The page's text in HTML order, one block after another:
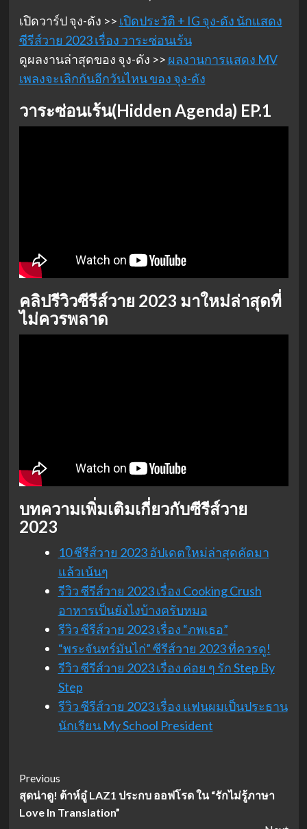
เปิดวาร์ป จุง-ดัง >> เปิดประวัติ + IG จุง-ดัง นักแสดง
ซีรีส์วาย 2023 เรื่อง วาระซ่อนเร้น
ดูผลงานล่าสุดของ จุง-ดัง >> ผลงานการแสดง MV
เพลงจะเลิกกันอีกวันไหน ของ จุง-ดัง
วาระซ่อนเร้น(Hidden Agenda) EP.1
คลิปรีวิวซีรีส์วาย 2023 มาใหม่ล่าสุดที่
ไม่ควรพลาด
บทความเพิ่มเติมเกี่ยวกับซีรีส์วาย
2023
10 ซีรีส์วาย 2023 อัปเดตใหม่ล่าสุดคัดมา
แล้วเน้นๆ
รีวิว ซีรีส์วาย 2023 เรื่อง Cooking Crush
อาหารเป็นยังไงบ้างครับหมอ
รีวิว ซีรีส์วาย 2023 เรื่อง “ภพเธอ”
“พระจันทร์มันไก่” ซีรีส์วาย 2023 ที่ควรดู!
รีวิว ซีรีส์วาย 2023 เรื่อง ค่อย ๆ รัก Step By
Step
รีวิว ซีรีส์วาย 2023 เรื่อง แฟนผมเป็นประธาน
นักเรียน My School President
Post
Navigation
Previous
สุดน่าดู! ต้าห์อู๋ LAZ1 ประกบ ออฟโรด ใน “รักไม่รู้ภาษา
Love In Translation”